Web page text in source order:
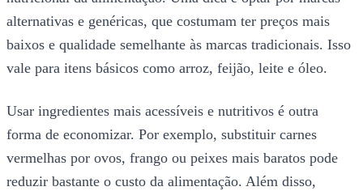
alternativas e genéricas, que costumam ter preços mais
baixos e qualidade semelhante às marcas tradicionais. Isso
vale para itens básicos como arroz, feijão, leite e óleo.
Usar ingredientes mais acessíveis e nutritivos é outra
forma de economizar. Por exemplo, substituir carnes
vermelhas por ovos, frango ou peixes mais baratos pode
reduzir bastante o custo da alimentação. Além disso,